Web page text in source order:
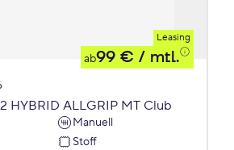
Leasing
ab99 € / mtl.
HYBRID ALLGRIP MT Club
Manuell
Stoff